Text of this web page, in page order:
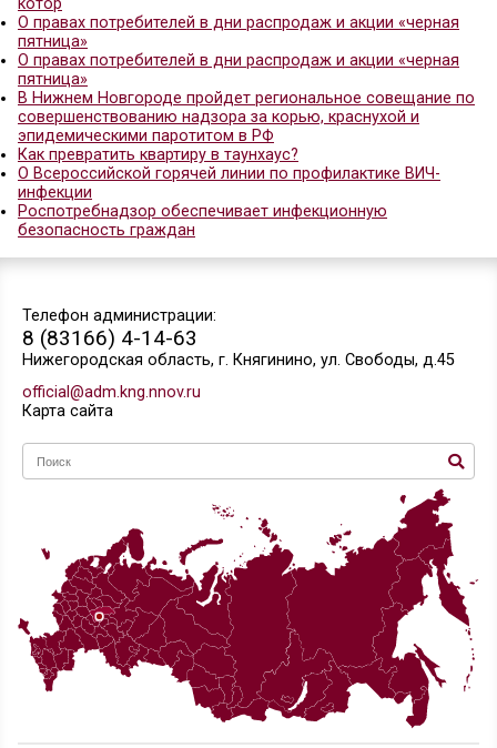
маркетплейсов
Почта России займется доставкой товаров до
маркетплейсов
Пожароопасность
Почта протестировала роботов для ускорения
доставки
В Нижнем Новгороде суд удовлетворил исковые
требования транспортного прокурора об
Главного управления автомобильных дорог
произвести ремонт Борского моста
В Нижегородской области по постановлению
коммерческой организации оштрафовано за
коррупционного правонарушения
Нижегородской транспортной прокуратурой
к соблюдению прав детей в период летней
оздоровительной кампании
чаще приобретают железнодорожные и
почте
Почта России модернизирует сельские
Нижегородской области
О контроле за состоянием атмосферного
лесными пожарами
С 4 июля 2022 года в Управлении Росреестра по
Нижегородской области свою работу начал
ведомственный Call-центр
Прививайтесь от гриппа
Подготовка школ к новому учебному году в
Нижегородской области
Роспотребнадзор держит на контроле